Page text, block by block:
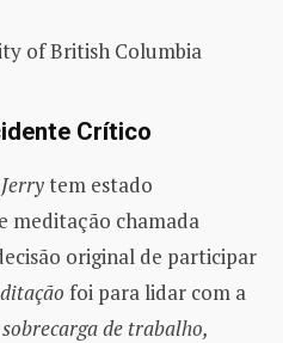
of British Columbia
Crítico
Jerrytem estado
meditação chamada
original de participar
foi para lidar com a
de trabalho,